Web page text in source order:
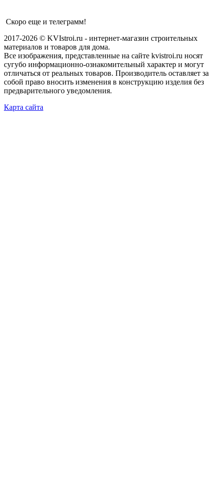
Скоро еще и телеграмм!
2017-2026 © KVIstroi.ru - интернет-магазин строительных
материалов и товаров для дома.
Все изображения, представленные на сайте kvistroi.ru носят
сугубо информационно-ознакомительный характер и могут
отличаться от реальных товаров. Производитель оставляет за
собой право вносить изменения в конструкцию изделия без
предварительного уведомления.
Карта сайта